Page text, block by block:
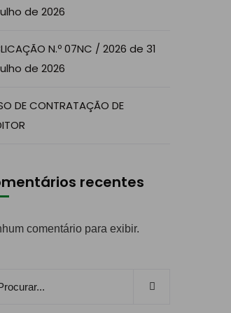
de 2026
N.º 07NC / 2026 de 31
de 2026
DE CONTRATAÇÃO DE
recentes
comentário para exibir.